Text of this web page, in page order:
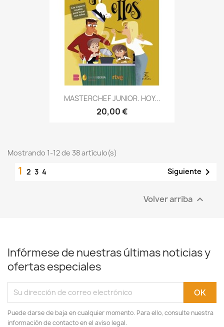
MASTERCHEF JUNIOR. HOY...
20,00 €
Mostrando 1-12 de 38 artículo(s)
1 2 3 4 Siguiente 
Volver arriba 
Infórmese de nuestras últimas noticias y
ofertas especiales
Puede darse de baja en cualquier momento. Para ello, consulte nuestra
información de contacto en el aviso legal.